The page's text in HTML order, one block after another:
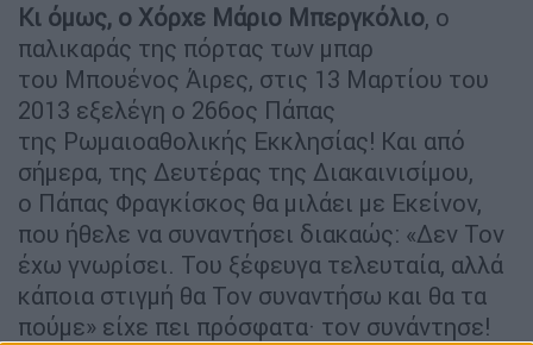
Κι όμως, ο Χόρχε Μάριο Μπεργκόλιο, ο
παλικαράς της πόρτας των μπαρ
του Μπουένος Άιρες, στις 13 Μαρτίου του
2013 εξελέγη ο 266ος Πάπας
της Ρωμαιοαθολικής Εκκλησίας! Και από
σήμερα, της Δευτέρας της Διακαινισίμου,
ο Πάπας Φραγκίσκος θα μιλάει με Εκείνον,
που ήθελε να συναντήσει διακαώς: «Δεν Τον
έχω γνωρίσει. Του ξέφευγα τελευταία, αλλά
κάποια στιγμή θα Τον συναντήσω και θα τα
πούμε» είχε πει πρόσφατα· τον συνάντησε!